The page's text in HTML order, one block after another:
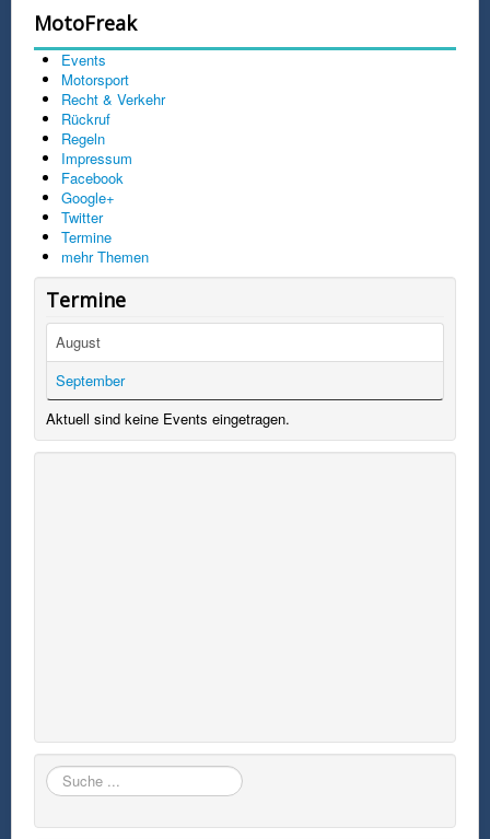
MotoFreak
Events
Motorsport
Recht & Verkehr
Rückruf
Regeln
Impressum
Facebook
Google+
Twitter
Termine
mehr Themen
Termine
August
September
Aktuell sind keine Events eingetragen.
Suchen